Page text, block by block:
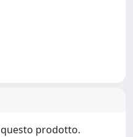
prodotto.